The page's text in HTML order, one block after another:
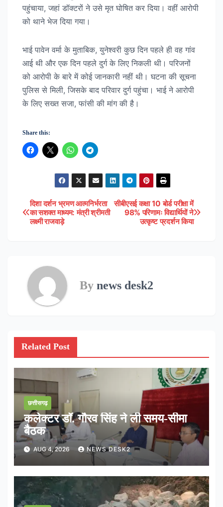
पहुंचाया, जहां डॉक्टरों ने उसे मृत घोषित कर दिया। वहीं आरोपी
को थाने भेज दिया गया।
भाई पावेन वर्मा के मुताबिक, युनेश्वरी कुछ दिन पहले ही वह गांव
आई थी और एक दिन पहले दुर्ग के लिए निकली थी। परिजनों
को आरोपी के बारे में कोई जानकारी नहीं थी। घटना की सूचना
पुलिस से मिली, जिसके बाद परिवार दुर्ग पहुंचा। भाई ने आरोपी
के लिए सख्त सजा, फांसी की मांग की है।
Share this:
Post
navigation
सीबीएसई कक्षा 10 बोर्ड परीक्षा में
98% परिणामः विद्यार्थियों ने
उत्कृष्ट प्रदर्शन किया
दिशा दर्शन भ्रमण आत्मनिर्भरता
का सशक्त माध्यम: मंत्री श्रीमती
लक्ष्मी राजवाड़े
By news desk2
Related Post
छत्तीसगढ़
कलेक्टर डॉ. गौरव सिंह ने ली समय-सीमा
बैठक
AUG 4, 2026 NEWS DESK2